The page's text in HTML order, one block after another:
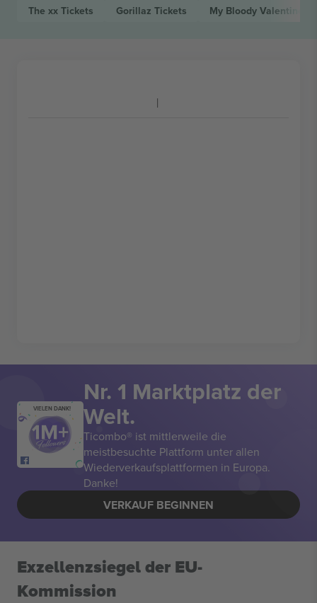
The xx Tickets Gorillaz Tickets My Bloody Valentine
VIELEN DANK!
Nr. 1 Marktplatz der
Welt.
Ticombo® ist mittlerweile die
meistbesuchte Plattform unter allen
Wiederverkaufsplattformen in Europa.
Danke!
VERKAUF BEGINNEN
Exzellenzsiegel der EU-
Kommission